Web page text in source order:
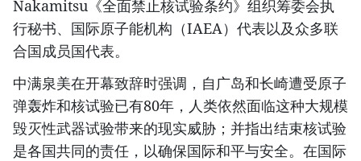
Nakamitsu《全面禁止核试验条约》组织筹委会执
行秘书、国际原子能机构（IAEA）代表以及众多联
合国成员国代表。
中满泉美在开幕致辞时强调，自广岛和长崎遭受原子
弹轰炸和核试验已有80年，人类依然面临这种大规模
毁灭性武器试验带来的现实威胁；并指出结束核试验
是各国共同的责任，以确保国际和平与安全。在国际